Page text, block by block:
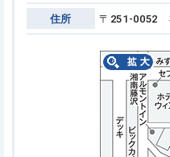
住所 〒251-0052